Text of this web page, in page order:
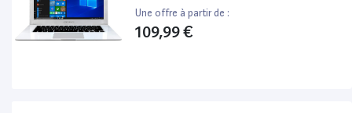
128Go SSD 14"
Une offre à partir de :
109,99 €